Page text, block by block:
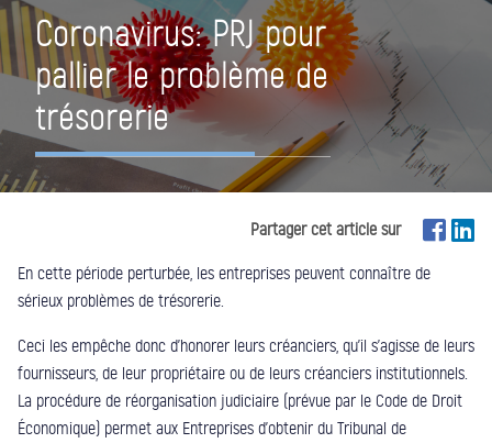
Coronavirus: PRJ pour
pallier le problème de
trésorerie
Partager cet article sur
En cette période perturbée, les entreprises peuvent connaître de
sérieux problèmes de trésorerie.
Ceci les empêche donc d’honorer leurs créanciers, qu’il s’agisse de leurs
fournisseurs, de leur propriétaire ou de leurs créanciers institutionnels.
La procédure de réorganisation judiciaire (prévue par le Code de Droit
Économique) permet aux Entreprises d’obtenir du Tribunal de